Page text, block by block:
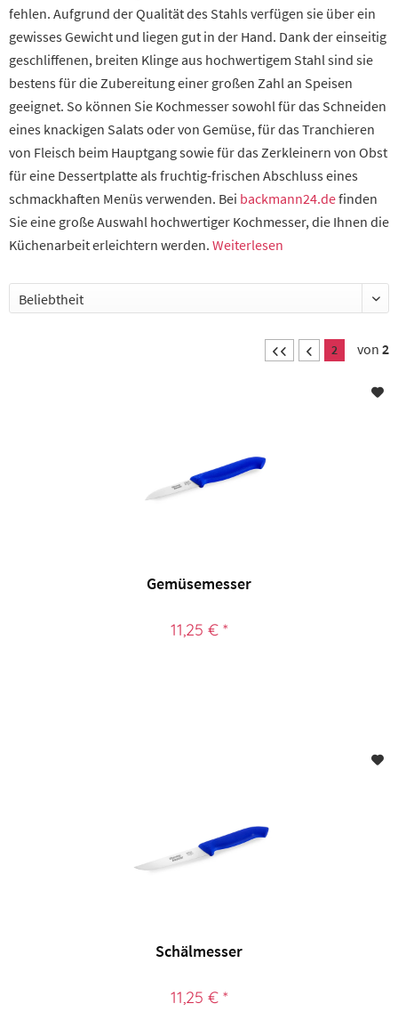
fehlen. Aufgrund der Qualität des Stahls verfügen sie über ein
gewisses Gewicht und liegen gut in der Hand. Dank der einseitig
geschliffenen, breiten Klinge aus hochwertigem Stahl sind sie
bestens für die Zubereitung einer großen Zahl an Speisen
geeignet. So können Sie Kochmesser sowohl für das Schneiden
eines knackigen Salats oder von Gemüse, für das Tranchieren
von Fleisch beim Hauptgang sowie für das Zerkleinern von Obst
für eine Dessertplatte als fruchtig-frischen Abschluss eines
schmackhaften Menüs verwenden. Bei backmann24.definden
Sie eine große Auswahl hochwertiger Kochmesser, die Ihnen die
Küchenarbeit erleichtern werden. Weiterlesen
2 von 2
Gemüsemesser
11,25 € *
Schälmesser
11,25 € *